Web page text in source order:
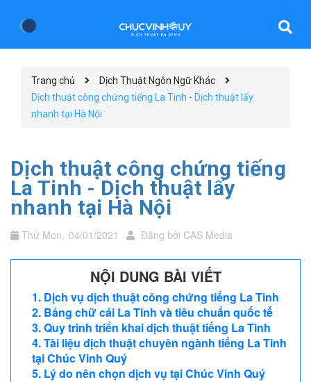
Trang chủ
Dịch Thuật Ngôn Ngữ Khác
Dịch thuật công chứng tiếng La Tinh - Dịch thuật lấy
nhanh tại Hà Nội
Dịch thuật công chứng tiếng
La Tinh - Dịch thuật lấy
nhanh tại Hà Nội
Thứ Mon, 04/01/2021 Đăng bởi CAS Media
NỘI DUNG BÀI VIẾT
Dịch vụ dịch thuật công chứng tiếng La Tinh
Bảng chữ cái La Tinh và tiêu chuẩn quốc tế
Quy trình triển khai dịch thuật tiếng La Tinh
Tài liệu dịch thuật chuyên ngành tiếng La Tinh
tại Chúc Vinh Quý
Lý do nên chọn dịch vụ tại Chúc Vinh Quý